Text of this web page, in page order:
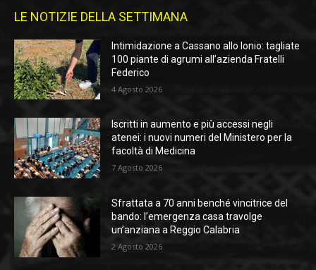
LE NOTIZIE DELLA SETTIMANA
Intimidazione a Cassano allo Ionio: tagliate
100 piante di agrumi all’azienda Fratelli
Federico
4 Agosto 2026
Iscritti in aumento e più accessi negli
atenei: i nuovi numeri del Ministero per la
facoltà di Medicina
7 Agosto 2026
Sfrattata a 70 anni benché vincitrice del
bando: l’emergenza casa travolge
un’anziana a Reggio Calabria
2 Agosto 2026